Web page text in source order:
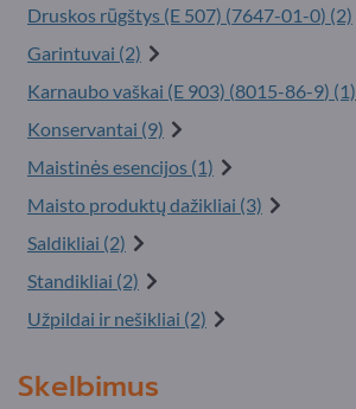
Druskos rūgštys (E 507) (7647-01-0) (2)
Garintuvai (2)
Karnaubo vaškai (E 903) (8015-86-9) (1)
Konservantai (9)
Maistinės esencijos (1)
Maisto produktų dažikliai (3)
Saldikliai (2)
Standikliai (2)
Užpildai ir nešikliai (2)
Skelbimus